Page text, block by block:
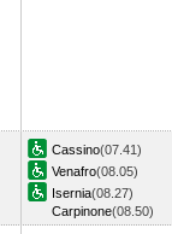
Cassino(07.41)
Venafro(08.05)
Isernia(08.27)
Carpinone(08.50)